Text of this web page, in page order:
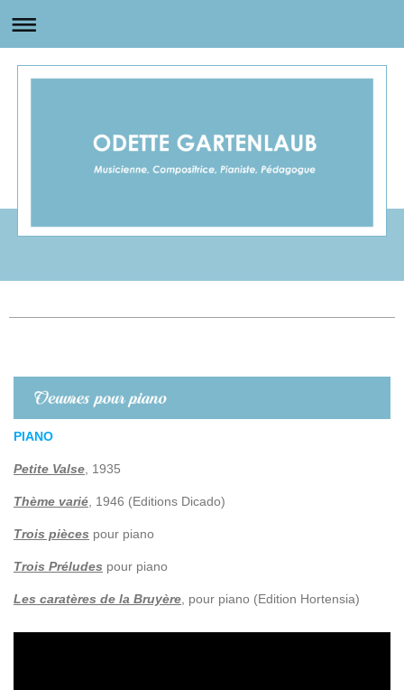
PIANO
Petite Valse , 1935
Thème varié , 1946 (Editions Dicado)
Trois pièces pour piano
Trois Préludes pour piano
Les caratères de la Bruyère , pour piano (Edition Hortensia)